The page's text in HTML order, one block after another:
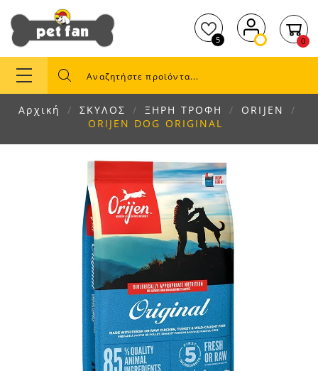
5 0
Αρχική ΣΚΥΛΟΣ ΞΗΡΗ ΤΡΟΦΗ
ORIJEN
ORIJEN DOG ORIGINAL